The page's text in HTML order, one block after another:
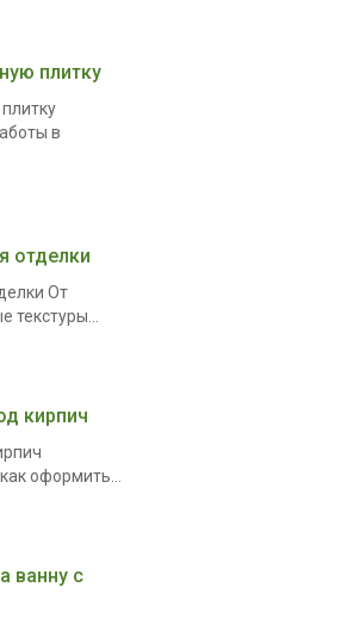
плитку
в
отделки
От
кирпич
оформить...
ванну с